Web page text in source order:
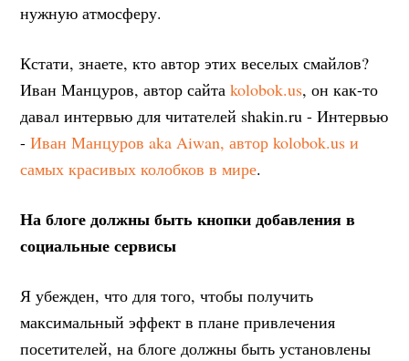
нужную атмосферу.
Кстати, знаете, кто автор этих веселых смайлов?
Иван Манцуров, автор сайтаkolobok.us, он как-то
давал интервью для читателей shakin.ru - Интервью
-Иван Манцуров aka Aiwan, автор kolobok.us и
самых красивых колобков в мире.
На блоге должны быть кнопки добавления в
социальные сервисы
Я убежден, что для того, чтобы получить
максимальный эффект в плане привлечения
посетителей, на блоге должны быть установлены